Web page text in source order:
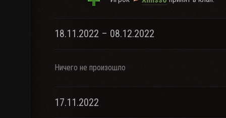
18.11.2022 – 08.12.2022
Ничего не произошло
17.11.2022